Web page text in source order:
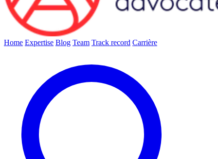
Home Expertise Blog Team Track record Carrière